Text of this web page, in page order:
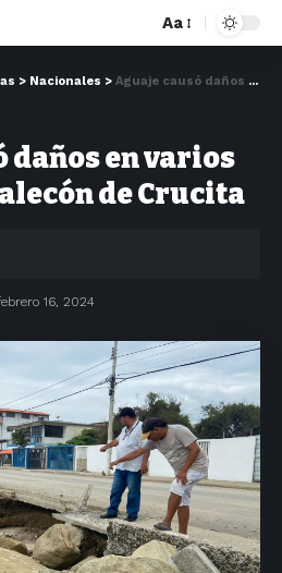
Aa
> Nacionales > Aguaje causó daños en varios puntos del malecón de Crucita
daños en varios
de Crucita
16, 2024